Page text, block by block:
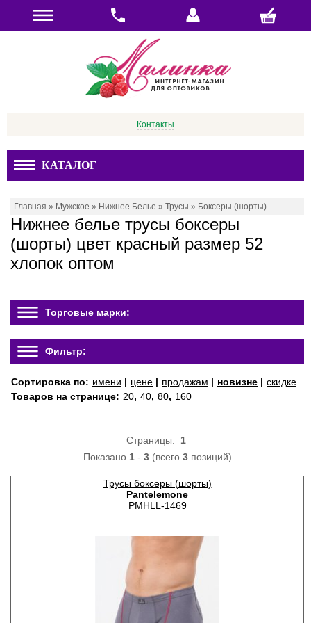
Контакты
КАТАЛОГ
Главная » Мужское » Нижнее Белье » Трусы » Боксеры (шорты)
Нижнее белье трусы боксеры
(шорты) цвет красный размер 52
хлопок оптом
Торговые марки:
Фильтр:
Сортировка по: имени | цене | продажам | новизне | скидке
Товаров на странице: 20, 40, 80, 160
Страницы: 1
Показано 1- 3(всего 3позиций)
Трусы боксеры (шорты)
Pantelemone
PMHLL-1469